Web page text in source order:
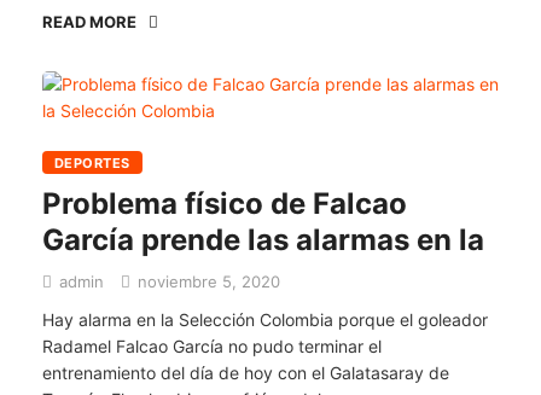
READ MORE
DEPORTES
Problema físico de Falcao
García prende las alarmas en la
admin noviembre 5, 2020
Hay alarma en la Selección Colombia porque el goleador
Radamel Falcao García no pudo terminar el
entrenamiento del día de hoy con el Galatasaray de